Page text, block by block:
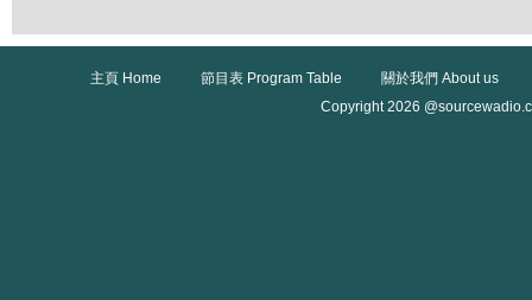
主頁 Home 節目表 Program Table
關於我們 About us
Copyright 2026